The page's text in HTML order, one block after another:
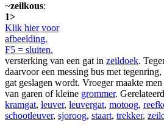
~zeilkous:
1>
Klik hier voor
afbeelding.
F5 = sluiten.
versterking van een gat in zeildoek.
daarvoor een messing bus met tegenring,
gat geslagen wordt. Vroeger maakte men
van garen of kleine grommer.
kramgat, leuver, leuvergat, motoog,
schootleuver, sjoroog, staart, trekker,